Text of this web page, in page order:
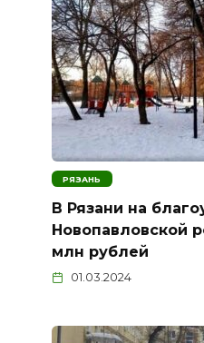
РЯЗАНЬ
В Рязани на
Новопавловской
млн рублей
01.03.2024